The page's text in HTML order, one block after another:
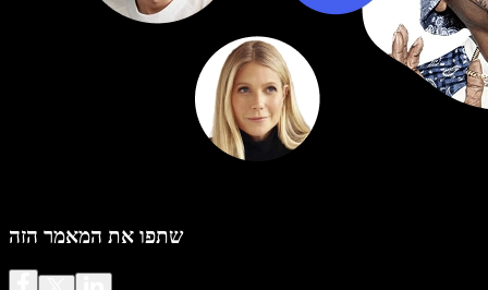
שתפו את המאמר הזה